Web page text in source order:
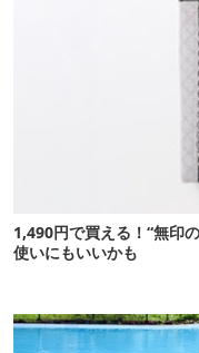
1,490円で買える！“無印
使いにもいいかも